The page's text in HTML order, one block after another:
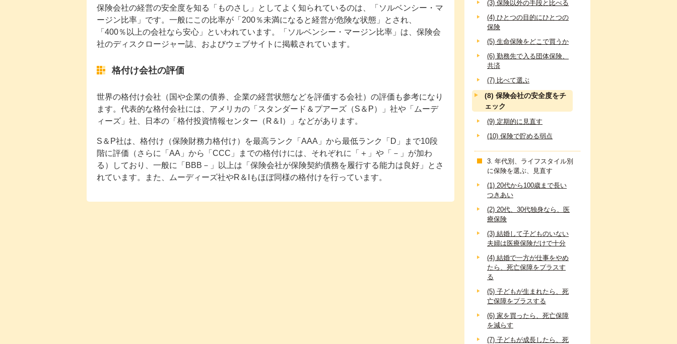
保険会社の経営の安全度を知る「ものさし」としてよく知られているのは、「ソルベンシー・マ
ージン比率」です。一般にこの比率が「200％未満になると経営が危険な状態」とされ、
「400％以上の会社なら安心」といわれています。「ソルベンシー・マージン比率」は、保険会
社のディスクロージャー誌、およびウェブサイトに掲載されています。
格付け会社の評価
世界の格付け会社（国や企業の債券、企業の経営状態などを評価する会社）の評価も参考になり
ます。代表的な格付会社には、アメリカの「スタンダード＆プアーズ（S＆P）」社や「ムーデ
ィーズ」社、日本の「格付投資情報センター（R＆I）」などがあります。
S＆P社は、格付け（保険財務力格付け）を最高ランク「AAA」から最低ランク「D」まで10段
階に評価（さらに「AA」から「CCC」までの格付けには、それぞれに「＋」や「－」が加わ
る）しており、一般に「BBB－」以上は「保険会社が保険契約債務を履行する能力は良好」とさ
れています。また、ムーディーズ社やR＆Iもほぼ同様の格付けを行っています。
(3) 保険以外の手段と比べる
(4) ひとつの目的にひとつの
保険
(5) 生命保険をどこで買うか
(6) 勤務先で入る団体保険、
共済
(7) 比べて選ぶ
(8) 保険会社の安全度をチ
ェック
(9) 定期的に見直す
(10) 保険で貯める弱点
3. 年代別、ライフスタイル別
に保険を選ぶ、見直す
(1) 20代から100歳まで長い
つきあい
(2) 20代、30代独身なら、医
療保険
(3) 結婚して子どものいない
夫婦は医療保険だけで十分
(4) 結婚で一方が仕事をやめ
たら、死亡保障をプラスす
る
(5) 子どもが生まれたら、死
亡保障をプラスする
(6) 家を買ったら、死亡保障
を減らす
(7) 子どもが成長したら、死